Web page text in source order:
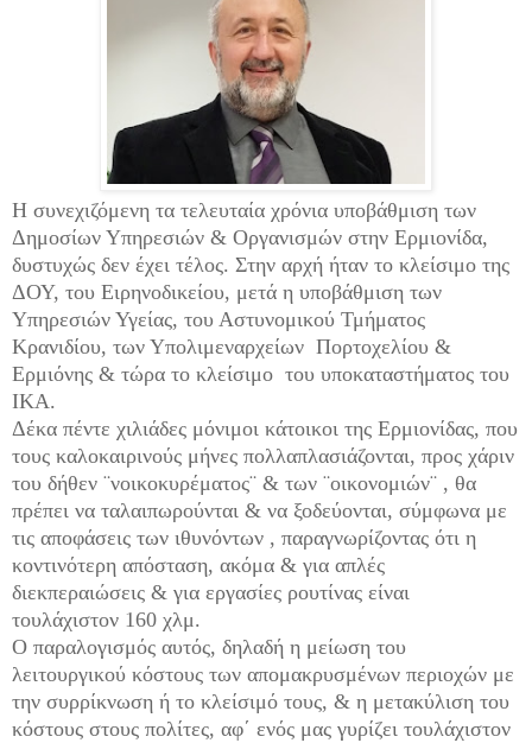
Η συνεχιζόμενη τα τελευταία χρόνια υποβάθμιση των
Δημοσίων Υπηρεσιών & Οργανισμών στην Ερμιονίδα,
δυστυχώς δεν έχει τέλος. Στην αρχή ήταν το κλείσιμο της
ΔΟΥ, του Ειρηνοδικείου, μετά η υποβάθμιση των
Υπηρεσιών Υγείας, του Αστυνομικού Τμήματος
Κρανιδίου, των Υπολιμεναρχείων Πορτοχελίου &
Ερμιόνης & τώρα το κλείσιμο του υποκαταστήματος του
ΙΚΑ.
Δέκα πέντε χιλιάδες μόνιμοι κάτοικοι της Ερμιονίδας, που
τους καλοκαιρινούς μήνες πολλαπλασιάζονται, προς χάριν
του δήθεν ¨νοικοκυρέματος¨ & των ¨οικονομιών¨ , θα
πρέπει να ταλαιπωρούνται & να ξοδεύονται, σύμφωνα με
τις αποφάσεις των ιθυνόντων , παραγνωρίζοντας ότι η
κοντινότερη απόσταση, ακόμα & για απλές
διεκπεραιώσεις & για εργασίες ρουτίνας είναι
τουλάχιστον 160 χλμ.
Ο παραλογισμός αυτός, δηλαδή η μείωση του
λειτουργικού κόστους των απομακρυσμένων περιοχών με
την συρρίκνωση ή το κλείσιμό τους, & η μετακύλιση του
κόστους στους πολίτες, αφ΄ ενός μας γυρίζει τουλάχιστον